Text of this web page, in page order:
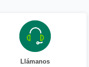
Llámanos